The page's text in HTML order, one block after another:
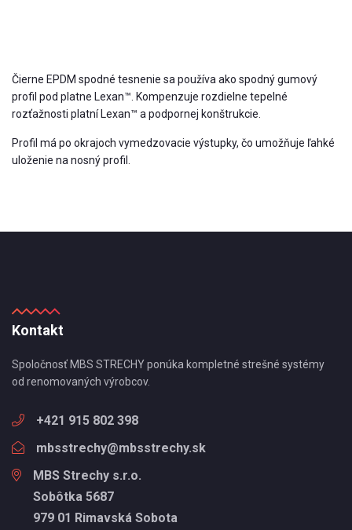
Čierne EPDM spodné tesnenie sa používa ako spodný gumový
profil pod platne Lexan™. Kompenzuje rozdielne tepelné
rozťažnosti platní Lexan™ a podpornej konštrukcie.
Profil má po okrajoch vymedzovacie výstupky, čo umožňuje ľahké
uloženie na nosný profil.
Kontakt
Spoločnosť MBS STRECHY ponúka kompletné strešné systémy
od renomovaných výrobcov.
+421 915 802 398
mbsstrechy@mbsstrechy.sk
MBS Strechy s.r.o.
Sobôtka 5687
979 01 Rimavská Sobota